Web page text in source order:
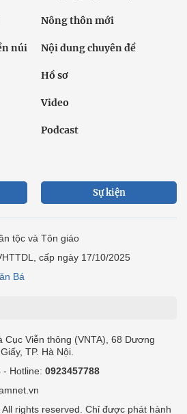
Nông thôn mới
núi Nội dung chuyên đề
Hồ sơ
Video
Podcast
Sự kiện
tộc và Tôn giáo
cấp ngày 17/10/2025
Bá
Cục Viễn thông (VNTA), 68 Dương
TP. Hà Nội.
- Hotline: 0923457788
rights reserved. Chỉ được phát hành